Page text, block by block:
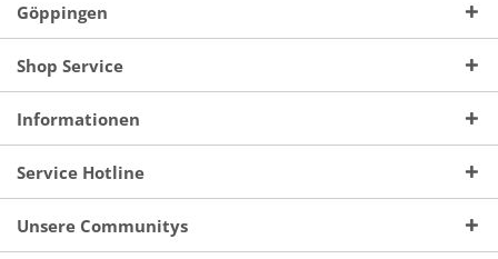
Göppingen
Shop Service
Informationen
Service Hotline
Unsere Communitys